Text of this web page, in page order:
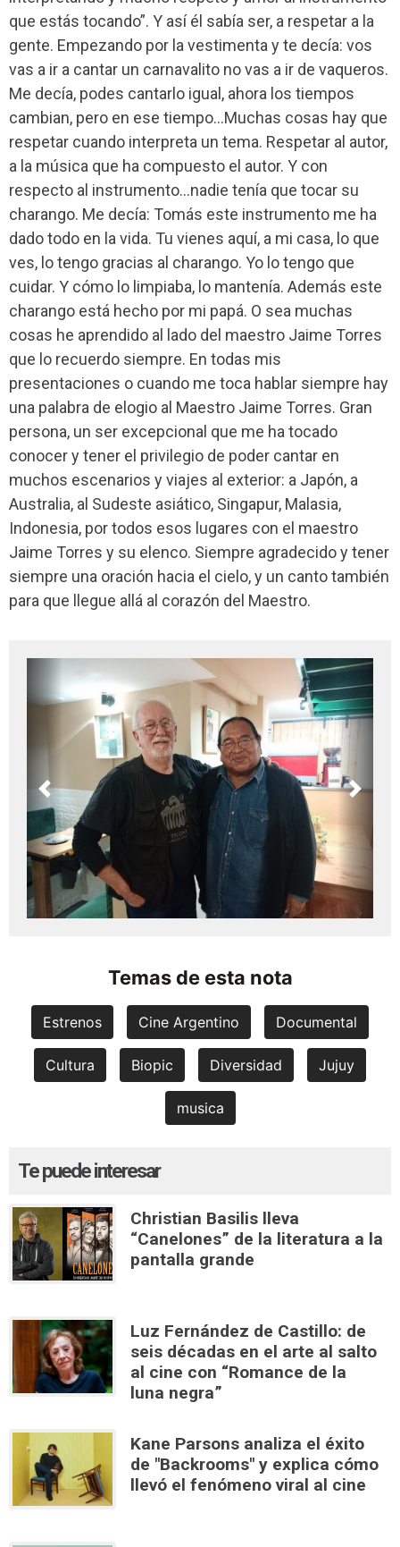
que estás tocando”. Y así él sabía ser, a respetar a la
gente. Empezando por la vestimenta y te decía: vos
vas a ir a cantar un carnavalito no vas a ir de vaqueros.
Me decía, podes cantarlo igual, ahora los tiempos
cambian, pero en ese tiempo…Muchas cosas hay que
respetar cuando interpreta un tema. Respetar al autor,
a la música que ha compuesto el autor. Y con
respecto al instrumento…nadie tenía que tocar su
charango. Me decía: Tomás este instrumento me ha
dado todo en la vida. Tu vienes aquí, a mi casa, lo que
ves, lo tengo gracias al charango. Yo lo tengo que
cuidar. Y cómo lo limpiaba, lo mantenía. Además este
charango está hecho por mi papá. O sea muchas
cosas he aprendido al lado del maestro Jaime Torres
que lo recuerdo siempre. En todas mis
presentaciones o cuando me toca hablar siempre hay
una palabra de elogio al Maestro Jaime Torres. Gran
persona, un ser excepcional que me ha tocado
conocer y tener el privilegio de poder cantar en
muchos escenarios y viajes al exterior: a Japón, a
Australia, al Sudeste asiático, Singapur, Malasia,
Indonesia, por todos esos lugares con el maestro
Jaime Torres y su elenco. Siempre agradecido y tener
siempre una oración hacia el cielo, y un canto también
para que llegue allá al corazón del Maestro.
Previous Next
Temas de esta nota
Estrenos Cine Argentino Documental
Cultura Biopic Diversidad Jujuy
musica
Te puede interesar
Christian Basilis lleva
“Canelones” de la literatura a la
pantalla grande
Luz Fernández de Castillo: de
seis décadas en el arte al salto
al cine con “Romance de la
luna negra”
Kane Parsons analiza el éxito
de "Backrooms" y explica cómo
llevó el fenómeno viral al cine